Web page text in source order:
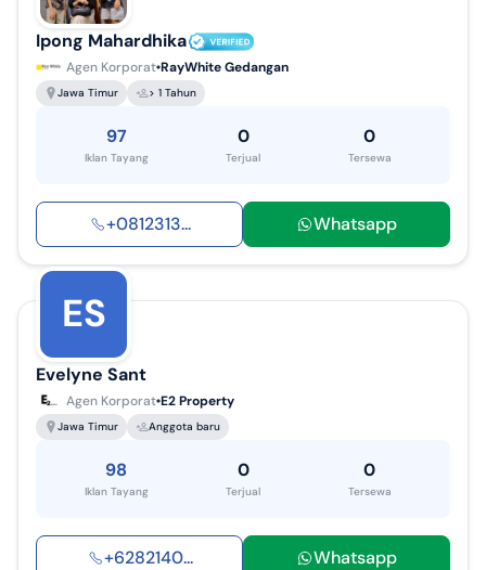
Ipong Mahardhika
Agen Korporat RayWhite Gedangan
Jawa Timur > 1 Tahun
97
Iklan Tayang
0
Terjual
0
Tersewa
+0812313... Whatsapp
ES
Evelyne Sant
Agen Korporat E2 Property
Jawa Timur Anggota baru
98
Iklan Tayang
0
Terjual
0
Tersewa
+6282140... Whatsapp